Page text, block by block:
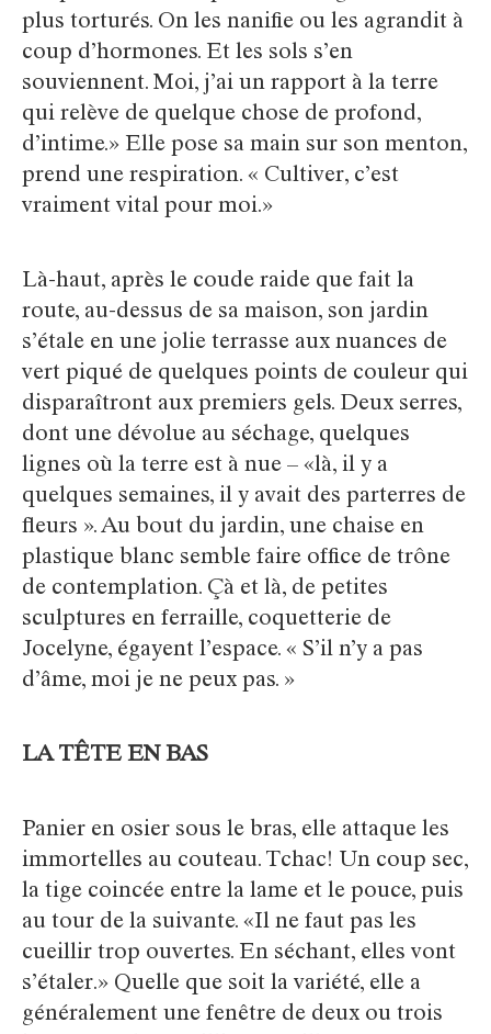
plus torturés. On les nanifie ou les agrandit à
coup d’hormones. Et les sols s’en
souviennent. Moi, j’ai un rapport à la terre
qui relève de quelque chose de profond,
d’intime.» Elle pose sa main sur son menton,
prend une respiration. « Cultiver, c’est
vraiment vital pour moi.»
Là-haut, après le coude raide que fait la
route, au-dessus de sa maison, son jardin
s’étale en une jolie terrasse aux nuances de
vert piqué de quelques points de couleur qui
disparaîtront aux premiers gels. Deux serres,
dont une dévolue au séchage, quelques
lignes où la terre est à nue – «là, il y a
quelques semaines, il y avait des parterres de
fleurs ». Au bout du jardin, une chaise en
plastique blanc semble faire office de trône
de contemplation. Çà et là, de petites
sculptures en ferraille, coquetterie de
Jocelyne, égayent l’espace. « S’il n’y a pas
d’âme, moi je ne peux pas. »
LA TÊTE EN BAS
Panier en osier sous le bras, elle attaque les
immortelles au couteau. Tchac! Un coup sec,
la tige coincée entre la lame et le pouce, puis
au tour de la suivante. «Il ne faut pas les
cueillir trop ouvertes. En séchant, elles vont
s’étaler.» Quelle que soit la variété, elle a
généralement une fenêtre de deux ou trois